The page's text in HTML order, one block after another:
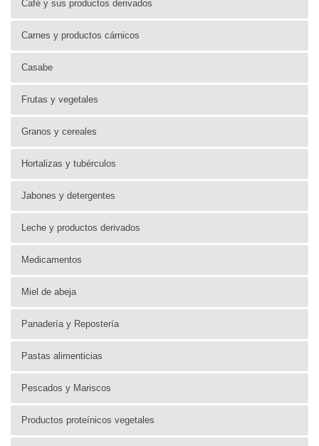
Café y sus productos derivados
Carnes y productos cárnicos
Casabe
Frutas y vegetales
Granos y cereales
Hortalizas y tubérculos
Jabones y detergentes
Leche y productos derivados
Medicamentos
Miel de abeja
Panadería y Repostería
Pastas alimenticias
Pescados y Mariscos
Productos proteínicos vegetales